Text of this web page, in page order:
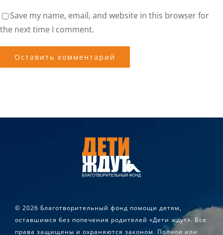
Save my name, email, and website in this browser for
the next time I comment.
© 2026 Благотворительный фонд помощи детям,
оставшимся без попечения родителей «Дети ждут». Все
права защищены и охраняются законом. Полное или